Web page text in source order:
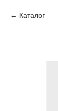
Каталог